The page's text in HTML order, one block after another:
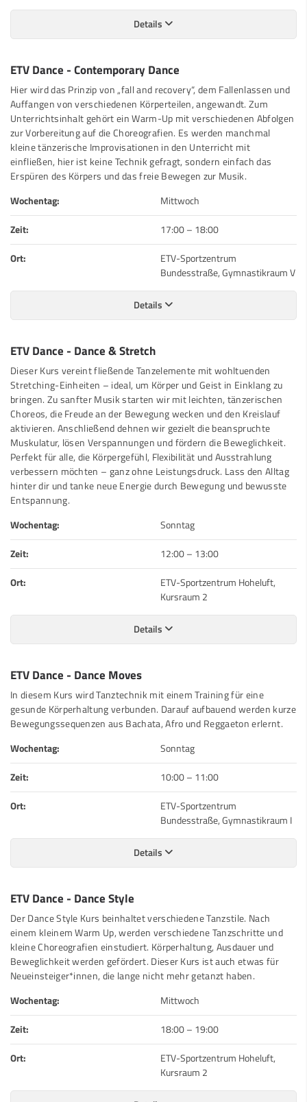
Details
ETV Dance - Contemporary Dance
Hier wird das Prinzip von „fall and recovery“, dem Fallenlassen und
Auffangen von verschiedenen Körperteilen, angewandt. Zum
Unterrichtsinhalt gehört ein Warm-Up mit verschiedenen Abfolgen
zur Vorbereitung auf die Choreografien. Es werden manchmal
kleine tänzerische Improvisationen in den Unterricht mit
einfließen, hier ist keine Technik gefragt, sondern einfach das
Erspüren des Körpers und das freie Bewegen zur Musik.
Wochentag:
Mittwoch
Zeit:
17:00– 18:00
Ort:
ETV-Sportzentrum
Bundesstraße, Gymnastikraum V
Details
ETV Dance - Dance & Stretch
Dieser Kurs vereint fließende Tanzelemente mit wohltuenden
Stretching-Einheiten – ideal, um Körper und Geist in Einklang zu
bringen. Zu sanfter Musik starten wir mit leichten, tänzerischen
Choreos, die Freude an der Bewegung wecken und den Kreislauf
aktivieren. Anschließend dehnen wir gezielt die beanspruchte
Muskulatur, lösen Verspannungen und fördern die Beweglichkeit.
Perfekt für alle, die Körpergefühl, Flexibilität und Ausstrahlung
verbessern möchten – ganz ohne Leistungsdruck. Lass den Alltag
hinter dir und tanke neue Energie durch Bewegung und bewusste
Entspannung.
Wochentag:
Sonntag
Zeit:
12:00– 13:00
Ort:
ETV-Sportzentrum Hoheluft,
Kursraum 2
Details
ETV Dance - Dance Moves
In diesem Kurs wird Tanztechnik mit einem Training für eine
gesunde Körperhaltung verbunden. Darauf aufbauend werden kurze
Bewegungssequenzen aus Bachata, Afro und Reggaeton erlernt.
Wochentag:
Sonntag
Zeit:
10:00– 11:00
Ort:
ETV-Sportzentrum
Bundesstraße, Gymnastikraum I
Details
ETV Dance - Dance Style
Der Dance Style Kurs beinhaltet verschiedene Tanzstile. Nach
einem kleinem Warm Up, werden verschiedene Tanzschritte und
kleine Choreografien einstudiert. Körperhaltung, Ausdauer und
Beweglichkeit werden gefördert. Dieser Kurs ist auch etwas für
Neueinsteiger*innen, die lange nicht mehr getanzt haben.
Wochentag:
Mittwoch
Zeit:
18:00– 19:00
Ort:
ETV-Sportzentrum Hoheluft,
Kursraum 2